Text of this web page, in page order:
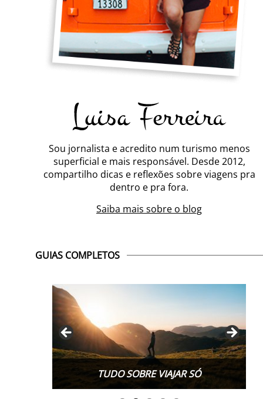
Sou jornalista e acredito num turismo menos
superficial e mais responsável. Desde 2012,
compartilho dicas e reflexões sobre viagens pra
dentro e pra fora.
Saiba mais sobre o blog
GUIAS COMPLETOS
TUDO SOBRE VIAJAR SÓ